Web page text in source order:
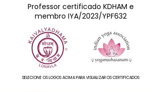
Professor certificado KDHAM e
membro IYA/2023/YPF632
SELECIONE OS LOGOS ACIMA PARA VISUALIZAR OS CERTIFICADOS